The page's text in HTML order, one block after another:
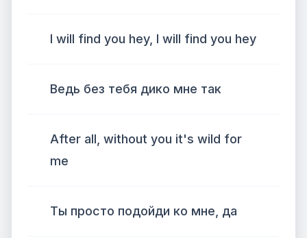
I will find you hey, I will find you hey
Ведь без тебя дико мне так
After all, without you it's wild for
me
Ты просто подойди ко мне, да